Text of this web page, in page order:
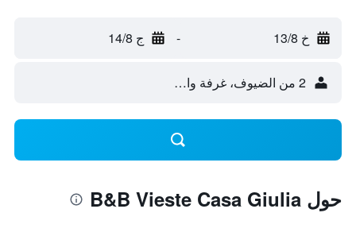
خ 13/8 - ج 14/8
2 من الضيوف، غرفة واحدة
حول B&B Vieste Casa Giulia